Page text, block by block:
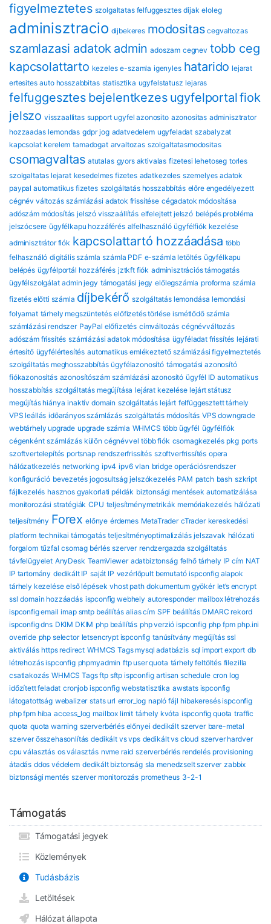
figyelmeztetes szolgaltatas felfuggesztes dijak eloleg
adminisztracio dijbekeres modositas cegvaltozas
szamlazasi adatok admin adoszam cegnev tobb ceg
kapcsolattarto kezeles e-szamla igenyles hatarido lejarat
ertesites auto hosszabbitas statisztika ugyfelstatusz lejaras
felfuggesztes bejelentkezes ugyfelportalfiok
jelszo visszaallitas support ugyfel azonosito azonositas adminisztrator
hozzaadas lemondas gdpr jog adatvedelem ugyfeladat szabalyzat
kapcsolat kerelem tamadogat arvaltozas szolgaltatasmodositas
csomagvaltas atutalas gyors aktivalas fizetesi lehetoseg torles
szolgaltatas lejarat kesedelmes fizetes adatkezeles szemelyes adatok
paypal automatikus fizetes szolgáltatás hosszabbítás előre engedélyezett
cégnév változás számlázási adatok frissítése cégadatok módosítása
adószám módosítás jelszó visszaállítás elfelejtett jelszó belépés probléma
jelszócsere ügyfélkapu hozzáférés alfelhasználó ügyfélfiók kezelése
adminisztrátor fiók kapcsolattartó hozzáadása több
felhasználó digitális számla számla PDF e-számla letöltés ügyfélkapu
belépés ügyfélportál hozzáférés jztkft fiók adminisztrációs támogatás
ügyfélszolgálat admin jegy támogatási jegy előlegszámla proforma számla
fizetés előtti számla díjbekérő szolgáltatás lemondása lemondási
folyamat tárhely megszüntetés előfizetés törlése ismétlődő számla
számlázási rendszer PayPal előfizetés címváltozás cégnévváltozás
adószám frissítés számlázási adatok módosítása ügyféladat frissítés lejárati
értesítő ügyfélértesítés automatikus emlékeztető számlázási figyelmeztetés
szolgáltatás meghosszabbítás ügyfélazonosító támogatási azonosító
fiókazonosítás azonosítószám számlázási azonosító ügyfél ID automatikus
hosszabbítás szolgáltatás megújítása lejárat kezelése lejárt státusz
megújítás hiánya inaktív domain szolgáltatás lejárt felfüggesztett tárhely
VPS leállás időarányos számlázás szolgáltatás módosítás VPS downgrade
webtárhely upgrade upgrade számla WHMCS több ügyfél ügyfélfiók
cégenként számlázás külön cégnévvel több fiók csomagkezelés pkg ports
szoftvertelepítés portsnap rendszerfrissítés szoftverfrissítés opera
hálózatkezelés networking ipv4 ipv6 vlan bridge operációsrendszer
konfiguráció bevezetés jogosultság jelszókezelés PAM patch bash szkript
fájlkezelés hasznos gyakorlati példák biztonsági mentések automatizálása
monitorozási stratégiák CPU teljesítménymetrikák memóriakezelés hálózati
teljesítmény Forex előnye érdemes MetaTrader cTrader kereskedési
platform technikai támogatás teljesítményoptimalizálás jelszavak hálózati
forgalom tűzfal csomag bérlés szerver rendzergazda szolgáltatás
távfelügyelet AnyDesk TeamViewer adatbiztonság felhő tárhely IP cím NAT
IP tartomány dedikált IP saját IP vezérlőpult bemutató ispconfig alapok
tárhely kezelése első lépések vhost path dokumentum gyökér let’s encrypt
ssl domain hozzáadás ispconfig webhely autoresponder mailbox létrehozás
ispconfig email imap smtp beállítás alias cím SPF beállítás DMARC rekord
ispconfig dns DKIM DKIM php beállítás php verzió ispconfig php fpm php.ini
override php selector letsencrypt ispconfig tanúsítvány megújítás ssl
aktiválás https redirect WHMCS Tags mysql adatbázis sql import export db
létrehozás ispconfig phpmyadmin ftp user quota tárhely feltöltés filezilla
csatlakozás WHMCS Tags ftp sftp ispconfig artisan schedule cron log
időzített feladat cronjob ispconfig webstatisztika awstats ispconfig
látogatottság webalizer stats url error_log napló fájl hibakeresés ispconfig
php fpm hiba access_log mailbox limit tárhely kvóta ispconfig quota traffic
quota quota warning szerverbérlés előnyei dedikált szerver bare-metal
szerver összehasonlítás dedikált vs vps dedikált vs cloud szerver hardver
cpu választás os választás nvme raid szerverbérlés rendelés provisioning
átadás ddos védelem dedikált biztonság sla menedzselt szerver zabbix
biztonsági mentés szerver monitorozás prometheus 3-2-1
Támogatás
Támogatási jegyek
Közlemények
Tudásbázis
Letöltések
Hálózat állapota